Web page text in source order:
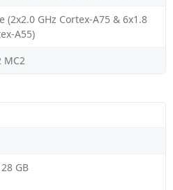
(2x2.0 GHz Cortex-A75 & 6x1.8
A55)
MC2
GB